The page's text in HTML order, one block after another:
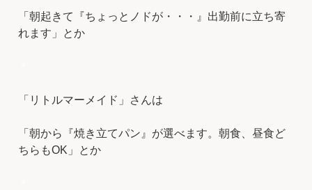
「朝起きて『ちょっとノドが・・・』出勤前に立ち寄
れます」とか
「リトルマーメイド」さんは
「朝から『焼き立てパン』が選べます。朝食、昼食ど
ちらもOK」とか